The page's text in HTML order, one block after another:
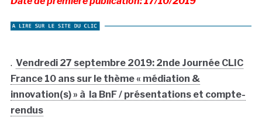
. Vendredi 27 septembre 2019: 2nde Journée CLIC
France 10 ans sur le thème « médiation &
innovation(s) » à la BnF / présentations et compte-
rendus